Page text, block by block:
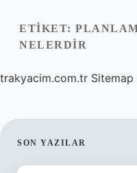
Yasal Uyarı
ETIKET:
NELERDIR
trakyacim.com.tr Sitemap
SIDEBAR
SON YAZILAR